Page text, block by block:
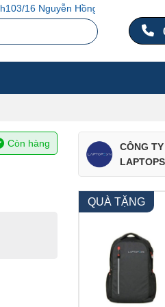
P. 14, Q. Tân Bình, TP. Hồ Chí Minh
Còn hàng
CÔNG
QUÀ TẶNG